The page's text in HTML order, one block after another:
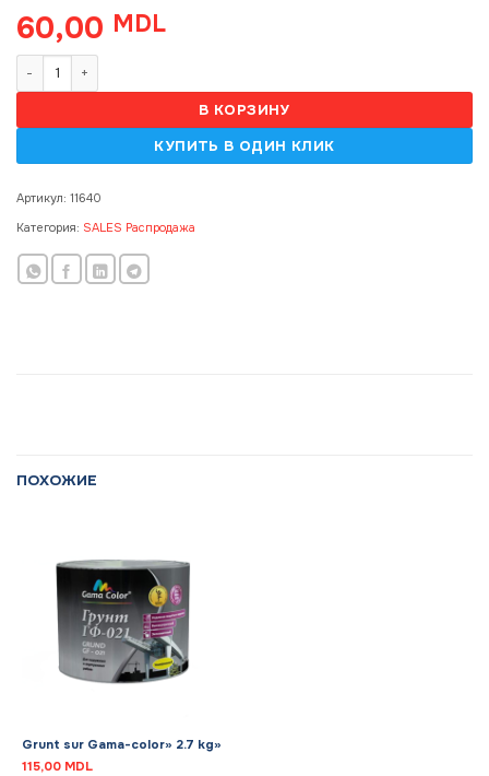
60,00 MDL
В КОРЗИНУ
Артикул: 11640
Категория: SALES Распродажа
ПОХОЖИЕ
Grunt sur Gama-color» 2.7 kg»
115,00 MDL